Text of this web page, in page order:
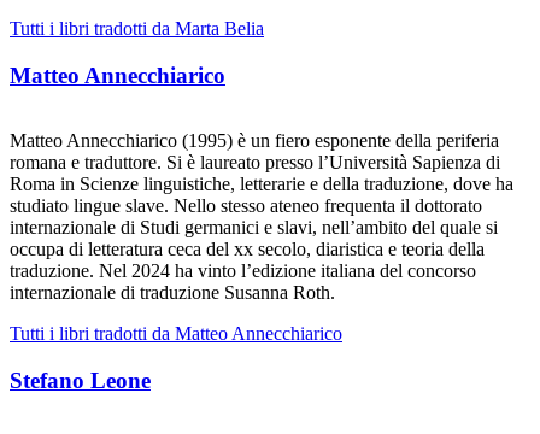
Tutti i libri tradotti da Marta Belia
Matteo Annecchiarico
Matteo Annecchiarico (1995) è un fiero esponente della periferia
romana e traduttore. Si è laureato presso l’Università Sapienza di
Roma in Scienze linguistiche, letterarie e della traduzione, dove ha
studiato lingue slave. Nello stesso ateneo frequenta il dottorato
internazionale di Studi germanici e slavi, nell’ambito del quale si
occupa di letteratura ceca del xx secolo, diaristica e teoria della
traduzione. Nel 2024 ha vinto l’edizione italiana del concorso
internazionale di traduzione Susanna Roth.
Tutti i libri tradotti da Matteo Annecchiarico
Stefano Leone